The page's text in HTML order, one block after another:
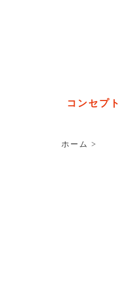
コンセプト
ホーム >